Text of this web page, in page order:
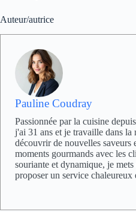
Auteur/autrice
Pauline Coudray
Passionnée par la cuisine
j'ai 31 ans et je travaille dans la
découvrir de nouvelles saveurs
moments gourmands avec les
souriante et dynamique, je
proposer un service chaleureux